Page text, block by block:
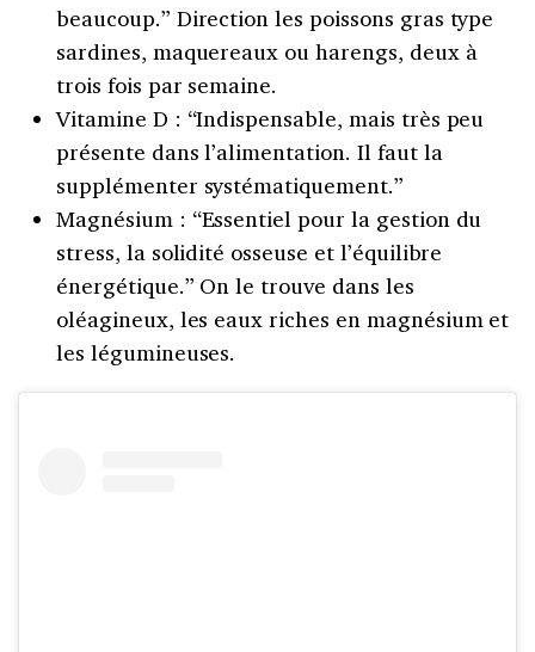
beaucoup.” Direction les poissons gras type
sardines, maquereaux ou harengs, deux à
trois fois par semaine.
Vitamine D : “Indispensable, mais très peu
présente dans l’alimentation. Il faut la
supplémenter systématiquement.”
Magnésium : “Essentiel pour la gestion du
stress, la solidité osseuse et l’équilibre
énergétique.” On le trouve dans les
oléagineux, les eaux riches en magnésium et
les légumineuses.